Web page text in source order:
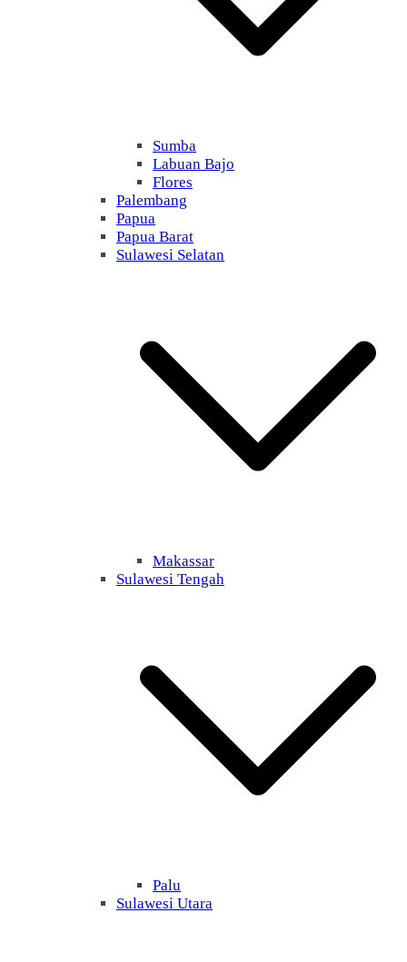
Sumba
Labuan Bajo
Flores
Palembang
Papua
Papua Barat
Sulawesi Selatan
Makassar
Sulawesi Tengah
Palu
Sulawesi Utara